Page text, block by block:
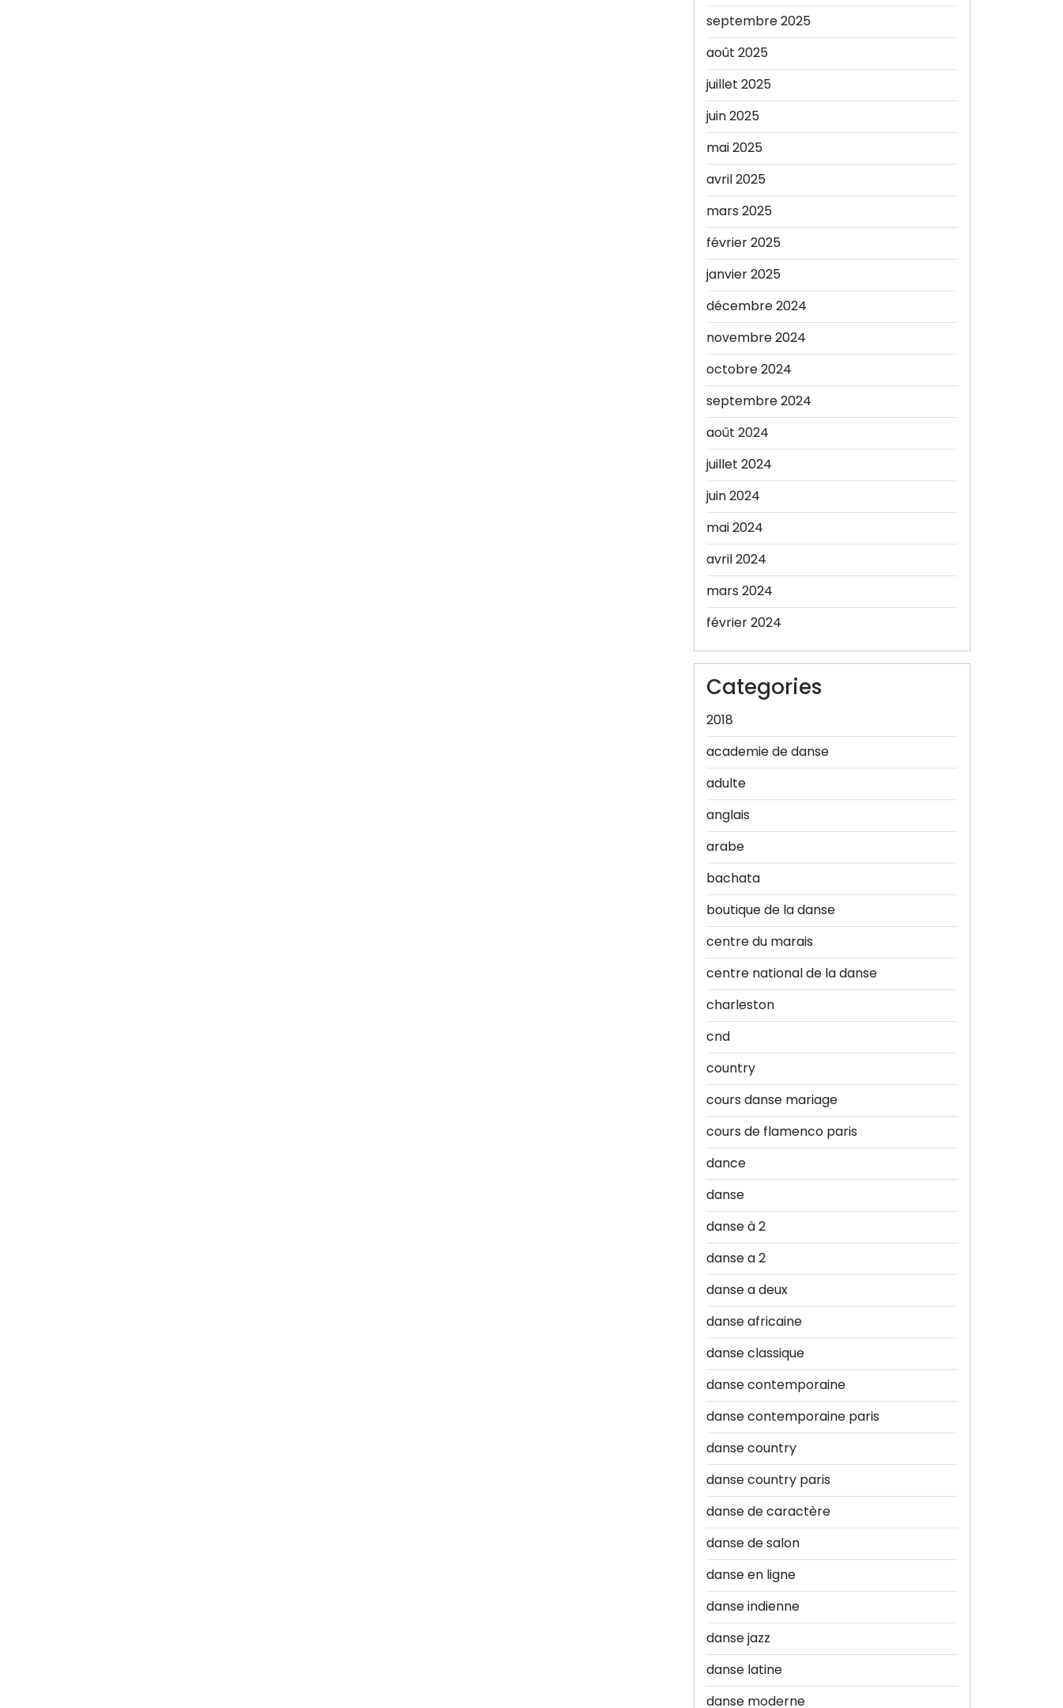
septembre 2025
août 2025
juillet 2025
juin 2025
mai 2025
avril 2025
mars 2025
février 2025
janvier 2025
décembre 2024
novembre 2024
octobre 2024
septembre 2024
août 2024
juillet 2024
juin 2024
mai 2024
avril 2024
mars 2024
février 2024
Categories
2018
academie de danse
adulte
anglais
arabe
bachata
boutique de la danse
centre du marais
centre national de la danse
charleston
cnd
country
cours danse mariage
cours de flamenco paris
dance
danse
danse à 2
danse a 2
danse a deux
danse africaine
danse classique
danse contemporaine
danse contemporaine paris
danse country
danse country paris
danse de caractère
danse de salon
danse en ligne
danse indienne
danse jazz
danse latine
danse moderne